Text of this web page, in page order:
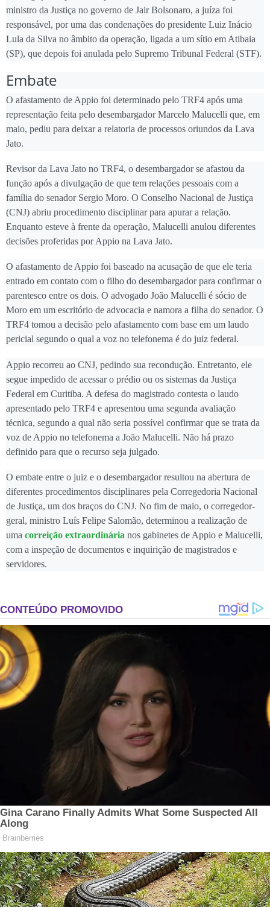
ministro da Justiça no governo de Jair Bolsonaro, a juíza foi
responsável, por uma das condenações do presidente Luiz Inácio
Lula da Silva no âmbito da operação, ligada a um sítio em Atibaia
(SP), que depois foi anulada pelo Supremo Tribunal Federal (STF).
Embate
O afastamento de Appio foi determinado pelo TRF4 após uma
representação feita pelo desembargador Marcelo Malucelli que, em
maio, pediu para deixar a relatoria de processos oriundos da Lava
Jato.
Revisor da Lava Jato no TRF4, o desembargador se afastou da
função após a divulgação de que tem relações pessoais com a
família do senador Sergio Moro. O Conselho Nacional de Justiça
(CNJ) abriu procedimento disciplinar para apurar a relação.
Enquanto esteve à frente da operação, Malucelli anulou diferentes
decisões proferidas por Appio na Lava Jato.
O afastamento de Appio foi baseado na acusação de que ele teria
entrado em contato com o filho do desembargador para confirmar o
parentesco entre os dois. O advogado João Malucelli é sócio de
Moro em um escritório de advocacia e namora a filha do senador. O
TRF4 tomou a decisão pelo afastamento com base em um laudo
pericial segundo o qual a voz no telefonema é do juiz federal.
Appio recorreu ao CNJ, pedindo sua recondução. Entretanto, ele
segue impedido de acessar o prédio ou os sistemas da Justiça
Federal em Curitiba. A defesa do magistrado contesta o laudo
apresentado pelo TRF4 e apresentou uma segunda avaliação
técnica, segundo a qual não seria possível confirmar que se trata da
voz de Appio no telefonema a João Malucelli. Não há prazo
definido para que o recurso seja julgado.
O embate entre o juiz e o desembargador resultou na abertura de
diferentes procedimentos disciplinares pela Corregedoria Nacional
de Justiça, um dos braços do CNJ. No fim de maio, o corregedor-
geral, ministro Luís Felipe Salomão, determinou a realização de
uma correição extraordinária nos gabinetes de Appio e Malucelli,
com a inspeção de documentos e inquirição de magistrados e
servidores.